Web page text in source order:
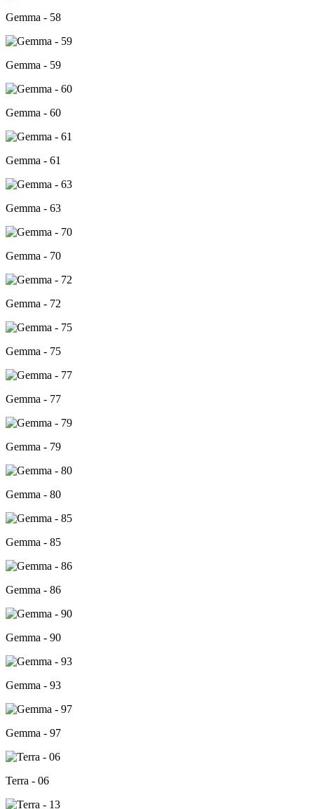
Gemma - 58
Gemma - 59
Gemma - 60
Gemma - 61
Gemma - 63
Gemma - 70
Gemma - 72
Gemma - 75
Gemma - 77
Gemma - 79
Gemma - 80
Gemma - 85
Gemma - 86
Gemma - 90
Gemma - 93
Gemma - 97
Terra - 06